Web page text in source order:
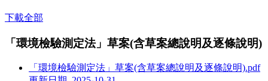
下載全部
「環境檢驗測定法」草案(含草案總說明及逐條說明)
「環境檢驗測定法」草案(含草案總說明及逐條說明).pdf